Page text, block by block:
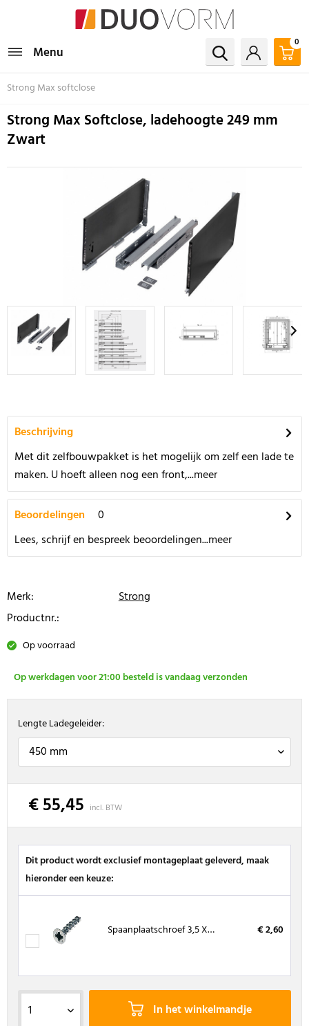
Menu
0
Strong Max softclose
Strong Max Softclose, ladehoogte 249 mm
Zwart
Beschrijving
Met dit zelfbouwpakket is het mogelijk om zelf een lade te
maken. U hoeft alleen nog een front,...meer
Beoordelingen
0
Lees, schrijf en bespreek beoordelingen...meer
Merk:
Strong
Productnr.:
Op voorraad
Op werkdagen voor 21:00 besteld is vandaag verzonden
Lengte Ladegeleider:
€ 55,45 incl. BTW
Dit product wordt exclusief montageplaat geleverd, maak
hieronder een keuze:
Spaanplaatschroef 3,5 X 16 mm, kruiskop (200 stuks) € 2,60
In het winkelmandje